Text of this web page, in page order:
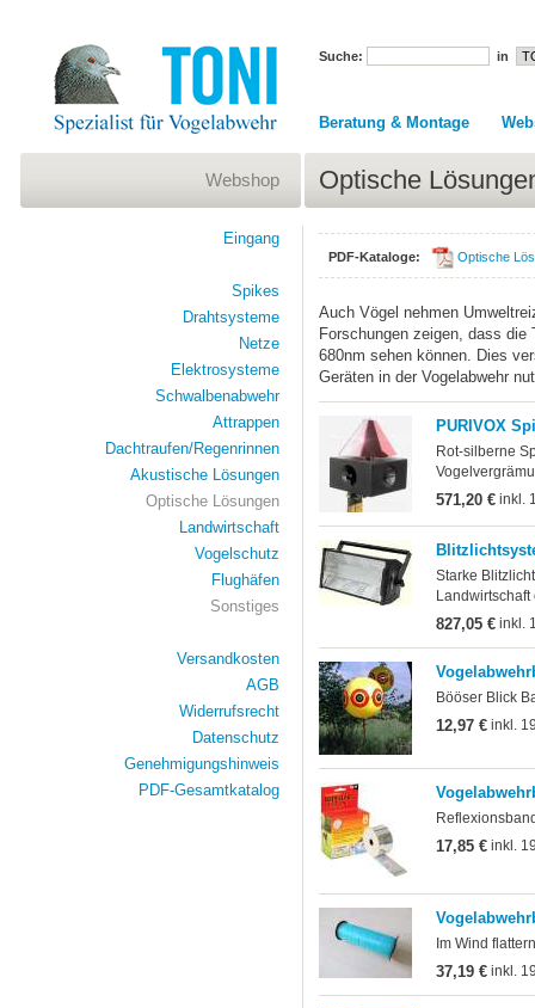
Suche: in
Beratung & Montage
Optische
PDF-Kataloge: Optische
Auch Vögel nehmen
Forschungen zeigen, dass die
680nm sehen können. Dies
Geräten in der Vogelabwehr
PURIVOX
Rot-silberne
571,20 €inkl.
Starke
827,05 €inkl.
Bööser Blick
12,97 €inkl.
17,85 €inkl.
Im Wind
37,19 €inkl.
Webshop
Eingang
Spikes
Drahtsysteme
Netze
Elektrosysteme
Schwalbenabwehr
Attrappen
Dachtraufen/Regenrinnen
Akustische Lösungen
Optische Lösungen
Landwirtschaft
Vogelschutz
Flughäfen
Sonstiges
Versandkosten
AGB
Widerrufsrecht
Datenschutz
Genehmigungshinweis
PDF-Gesamtkatalog